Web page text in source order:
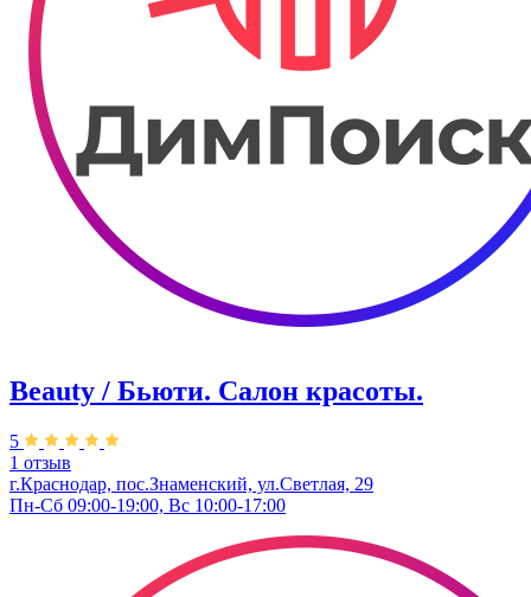
Beauty / Бьюти. Салон красоты.
5
1 отзыв
г.Краснодар, пос.Знаменский, ул.Светлая, 29
Пн-Сб 09:00-19:00, Вс 10:00-17:00